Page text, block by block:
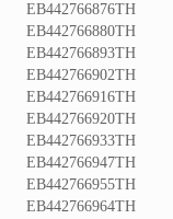
EB442766876TH
EB442766880TH
EB442766893TH
EB442766902TH
EB442766916TH
EB442766920TH
EB442766933TH
EB442766947TH
EB442766955TH
EB442766964TH